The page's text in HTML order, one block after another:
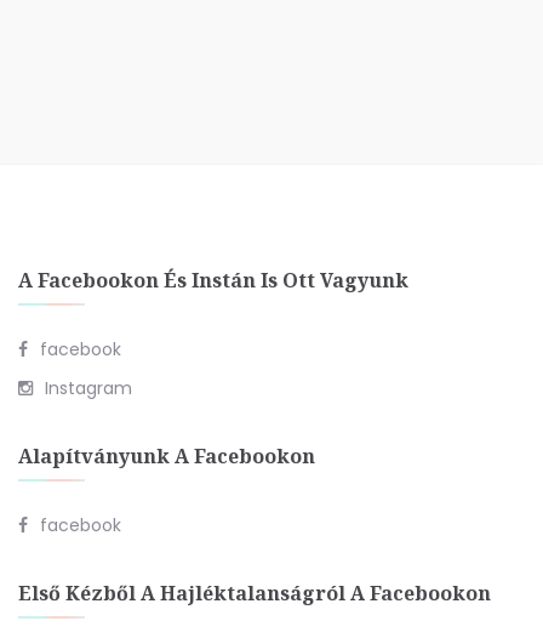
A Facebookon És Instán Is Ott Vagyunk
facebook
Instagram
Alapítványunk A Facebookon
facebook
Első Kézből A Hajléktalanságról A Facebookon